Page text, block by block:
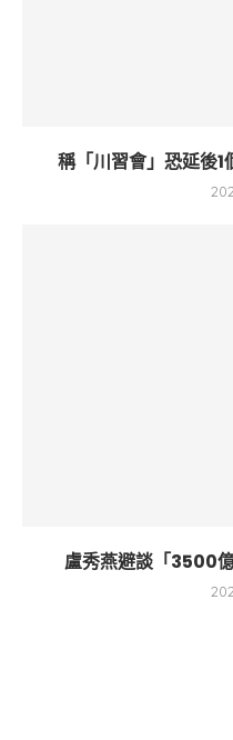
稱「川習會」恐延後
盧秀燕避談「3500